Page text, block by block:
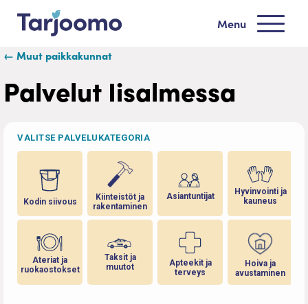
Siirry sisältöön
Tarjoomo etusivu
Menu
← Muut paikkakunnat
Palvelut Iisalmessa
VALITSE PALVELUKATEGORIA
Kodin siivous
Ateriat ja
ruokaostokset
Kiinteistöt ja
rakentaminen
Taksit ja
muutot
Asiantuntijat
Apteekit ja
terveys
Hyvinvointi ja
kauneus
Hoiva ja
avustaminen